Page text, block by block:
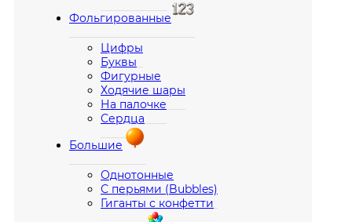
Фольгированные
Цифры
Буквы
Фигурные
Ходячие шары
На палочке
Сердца
Большие
Однотонные
С перьями (Bubbles)
Гиганты с конфетти